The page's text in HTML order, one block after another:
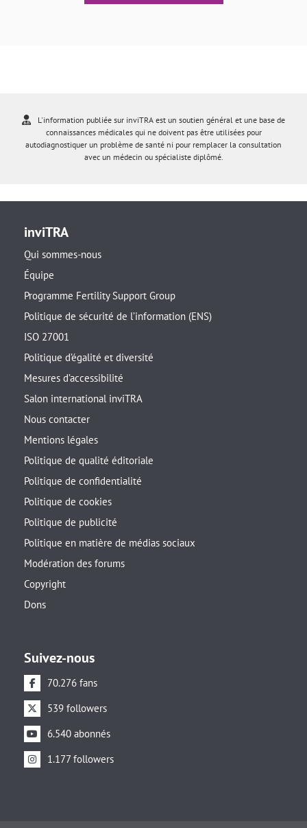
L'information publiée sur inviTRA est un soutien général et une base de
connaissances médicales qui ne doivent pas être utilisées pour
autodiagnostiquer un problème de santé ni pour remplacer la consultation
avec un médecin ou spécialiste diplômé.
inviTRA
Qui sommes-nous
Équipe
Programme Fertility Support Group
Politique de sécurité de l’information (ENS)
ISO 27001
Politique d’égalité et diversité
Mesures d’accessibilité
Salon international inviTRA
Nous contacter
Mentions légales
Politique de qualité éditoriale
Politique de confidentialité
Politique de cookies
Politique de publicité
Politique en matière de médias sociaux
Modération des forums
Copyright
Dons
Suivez-nous
70.276 fans
539 followers
6.540 abonnés
1.177 followers